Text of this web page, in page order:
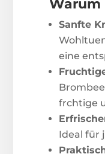
Warum
Sanfte
eine
frchtige
Ideal für